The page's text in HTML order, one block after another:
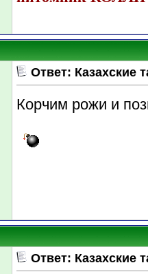
Ответ: Казахские
Корчим рожи и
Ответ: Казахские